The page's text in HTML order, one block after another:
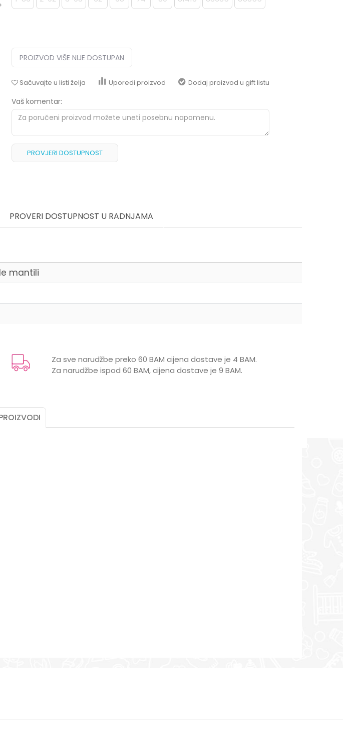
PROIZVOD VIŠE NIJE DOSTUPAN
Sačuvajte u listi želja Uporedi proizvod Dodaj proizvod u gift listu
Vaš komentar:
PROVJERI DOSTUPNOST
pomoć i porudžbine
aksaonlinebih@aksabih.ba
PROVERI DOSTUPNOST U RADNJAMA
mantili
Za sve narudžbe preko 60 BAM cijena dostave je 4 BAM.
Za narudžbe ispod 60 BAM, cijena dostave je 9 BAM.